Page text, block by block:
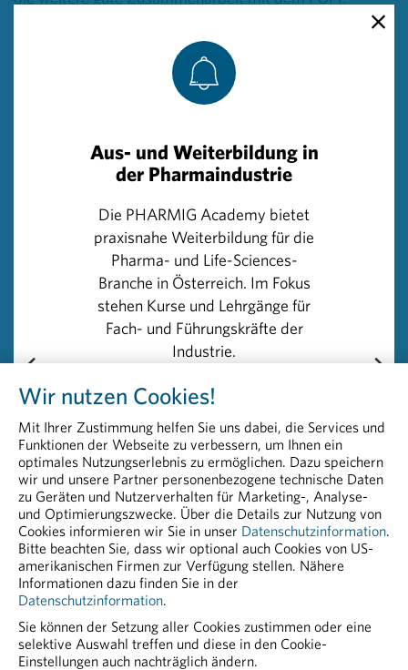
Auch Alexander Herzog, Generalsekretär der PHARMIG,
freut sich auf die Fortsetzung der guten
Zusammenarbeit: „Ich gratuliere Julia Guizani ganz
Pharmastandort Österreich zu stärken. Es braucht
angesichts der Vielzahl an Herausforderungen ein
gemeinsames Wirken und ich freue mich, dies mit dem
FOPI unter der Führung der neuen Präsidentin
fortzuführen.“
Rückfragehinweis
PHARMIG – Verband der pharmazeutischen Industrie
Peter Richter, BA MA MBA
peter.richter@pharmig.at
pharmig.at
20230615 PHARMIG gratuliert neuer Präsidentin
des FOPI.pdf
PDF - 34,21 KB
Aus- und Weiterbildung in
der Pharmaindustrie
Die PHARMIG Academy bietet
praxisnahe Weiterbildung für die
Pharma- und Life-Sciences-
Branche in Österreich. Im Fokus
stehen Kurse und Lehrgänge für
Fach- und Führungskräfte der
Industrie.
Der zweitägige englischsprachige
Kurs„Foundations of Drug Safety
and Pharmacovigilance“bietet
einen praxisnahen Einstieg in die
Arzneimittelsicherheit und
Pharmakovigilanz – ideal für
Fachkräfte im Bereich PV und
angrenzenden Funktionen.
>> Details und Anmeldung:
Foundations of Drug Safety and
Pharmacovigilance
Wir nutzen Cookies!
Mit Ihrer Zustimmung helfen Sie uns dabei, die Services und
Funktionen der Webseite zu verbessern, um Ihnen ein
optimales Nutzungserlebnis zu ermöglichen. Dazu speichern
wir und unsere Partner personenbezogene technische Daten
zu Geräten und Nutzerverhalten für Marketing-, Analyse-
und Optimierungszwecke. Über die Details zur Nutzung von
Cookies informieren wir Sie in unser Datenschutzinformation.
Bitte beachten Sie, dass wir optional auch Cookies von US-
amerikanischen Firmen zur Verfügung stellen. Nähere
Informationen dazu finden Sie in der
Datenschutzinformation.
Sie können der Setzung aller Cookies zustimmen oder eine
selektive Auswahl treffen und diese in den Cookie-
Einstellungen auch nachträglich ändern.